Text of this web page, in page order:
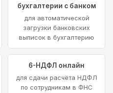
бухгалтерии с банком
для автоматической
загрузки банковских
выписок в бухгалтерию
6-НДФЛ онлайн
для сдачи расчёта НДФЛ
по сотрудникам в ФНС